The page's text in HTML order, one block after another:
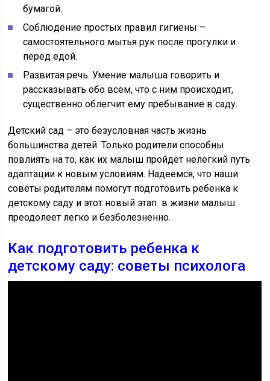
бумагой.
Соблюдение простых правил гигиены –
самостоятельного мытья рук после прогулки и
перед едой.
Развитая речь. Умение малыша говорить и
рассказывать обо всем, что с ним происходит,
существенно облегчит ему пребывание в саду.
Детский сад – это безусловная часть жизнь
большинства детей. Только родители способны
повлиять на то, как их малыш пройдет нелегкий путь
адаптации к новым условиям. Надеемся, что наши
советы родителям помогут подготовить ребенка к
детскому саду и этот новый этап в жизни малыш
преодолеет легко и безболезненно.
Как подготовить ребенка к
детскому саду: советы психолога